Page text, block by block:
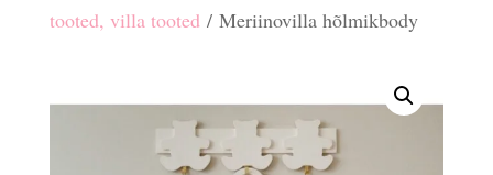
tooted, villa tooted/ Meriinovilla hõlmikbody